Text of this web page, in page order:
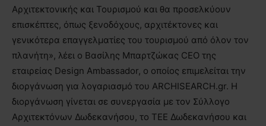
Αρχιτεκτονικής και Τουρισμού και θα προσελκύουν
επισκέπτες, όπως ξενοδόχους, αρχιτέκτονες και
γενικότερα επαγγελματίες του τουρισμού από όλον τον
πλανήτη», λέει ο Βασίλης Μπαρτζώκας CEO της
εταιρείας Design Ambassador, o οποίος επιμελείται την
διοργάνωση για λογαριασμό του ARCHISEARCH.gr. H
διοργάνωση γίνεται σε συνεργασία με τον Σύλλογο
Αρχιτεκτόνων Δωδεκανήσου, το ΤΕΕ Δωδεκανήσου και